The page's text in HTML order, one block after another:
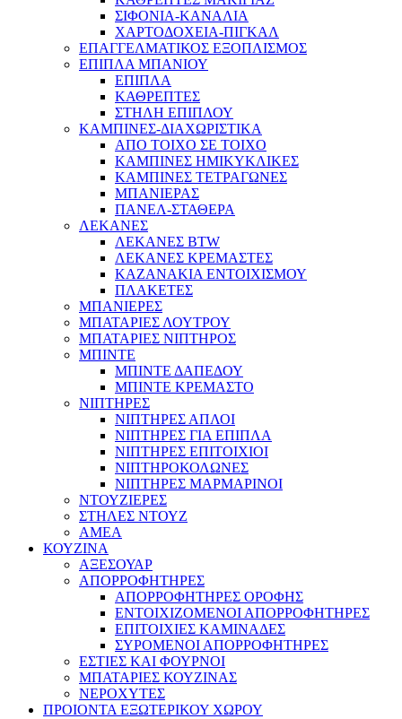
ΣΙΦΟΝΙΑ-ΚΑΝΑΛΙΑ
ΧΑΡΤΟΔΟΧΕΙΑ-ΠΙΓΚΑΛ
ΕΠΑΓΓΕΛΜΑΤΙΚΟΣ ΕΞΟΠΛΙΣΜΟΣ
ΕΠΙΠΛΑ ΜΠΑΝΙΟΥ
ΕΠΙΠΛΑ
ΚΑΘΡΕΠΤΕΣ
ΣΤΗΛΗ ΕΠΙΠΛΟΥ
ΚΑΜΠΙΝΕΣ-ΔΙΑΧΩΡΙΣΤΙΚΑ
ΑΠΟ ΤΟΙΧΟ ΣΕ ΤΟΙΧΟ
ΚΑΜΠΙΝΕΣ ΗΜΙΚΥΚΛΙΚΕΣ
ΚΑΜΠΙΝΕΣ ΤΕΤΡΑΓΩΝΕΣ
ΜΠΑΝΙΕΡΑΣ
ΠΑΝΕΛ-ΣΤΑΘΕΡΑ
ΛΕΚΑΝΕΣ
ΛΕΚΑΝΕΣ BTW
ΛΕΚΑΝΕΣ ΚΡΕΜΑΣΤΕΣ
ΚΑΖΑΝΑΚΙΑ ΕΝΤΟΙΧΙΣΜΟΥ
ΠΛΑΚΕΤΕΣ
ΜΠΑΝΙΕΡΕΣ
ΜΠΑΤΑΡΙΕΣ ΛΟΥΤΡΟΥ
ΜΠΑΤΑΡΙΕΣ ΝΙΠΤΗΡΟΣ
ΜΠΙΝΤΕ
ΜΠΙΝΤΕ ΔΑΠΕΔΟΥ
ΜΠΙΝΤΕ ΚΡΕΜΑΣΤΟ
ΝΙΠΤΗΡΕΣ
ΝΙΠΤΗΡΕΣ ΑΠΛΟΙ
ΝΙΠΤΗΡΕΣ ΓΙΑ ΕΠΙΠΛΑ
ΝΙΠΤΗΡΕΣ ΕΠΙΤΟΙΧΙΟΙ
ΝΙΠΤΗΡΟΚΟΛΩΝΕΣ
ΝΙΠΤΗΡΕΣ ΜΑΡΜΑΡΙΝΟΙ
ΝΤΟΥΖΙΕΡΕΣ
ΣΤΗΛΕΣ ΝΤΟΥΖ
ΑΜΕΑ
ΚΟΥΖΙΝΑ
ΑΞΕΣΟΥΑΡ
ΑΠΟΡΡΟΦΗΤΗΡΕΣ
ΑΠΟΡΡΟΦΗΤΗΡΕΣ ΟΡΟΦΗΣ
ΕΝΤΟΙΧΙΖΟΜΕΝΟΙ ΑΠΟΡΡΟΦΗΤΗΡΕΣ
ΕΠΙΤΟΙΧΙΕΣ ΚΑΜΙΝΑΔΕΣ
ΣΥΡΟΜΕΝΟΙ ΑΠΟΡΡΟΦΗΤΗΡΕΣ
ΕΣΤΙΕΣ ΚΑΙ ΦΟΥΡΝΟΙ
ΜΠΑΤΑΡΙΕΣ ΚΟΥΖΙΝΑΣ
ΝΕΡΟΧΥΤΕΣ
ΠΡΟΙΟΝΤΑ ΕΞΩΤΕΡΙΚΟΥ ΧΩΡΟΥ